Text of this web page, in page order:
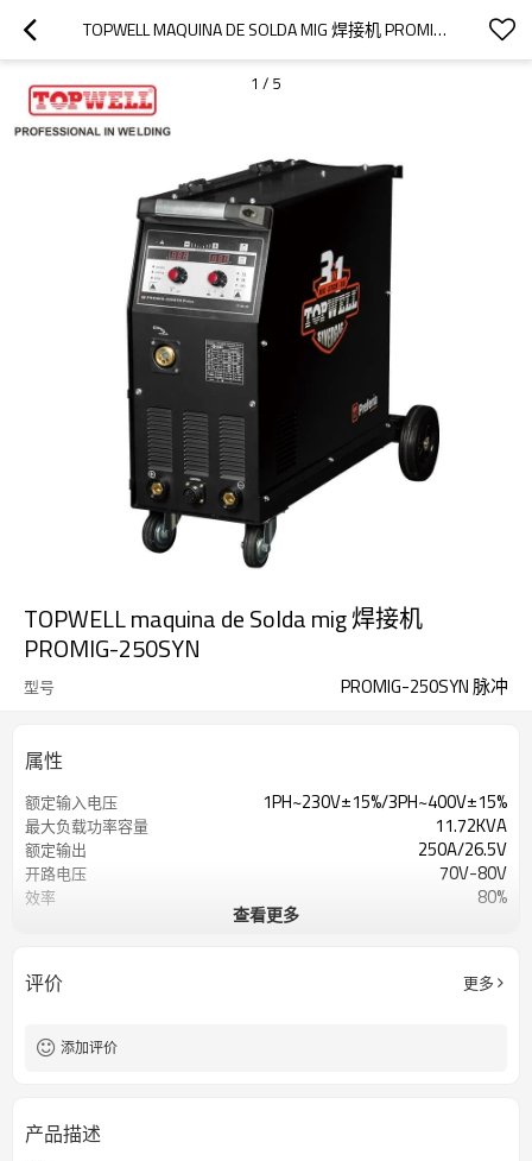
TOPWELL MAQUINA DE SOLDA MIG 焊接机 PROMIG-250SYN
1 / 5
TOPWELL maquina de Solda mig 焊接机
PROMIG-250SYN
型号 PROMIG-250SYN 脉冲
属性
额定输入电压 1PH~230V±15%/3PH~400V±15%
最大负载功率容量 11.72KVA
额定输出 250A/26.5V
开路电压 70V-80V
效率 80%
保修单
方面 790x250x650mm
查看更多
评价 更多
添加评价
产品描述